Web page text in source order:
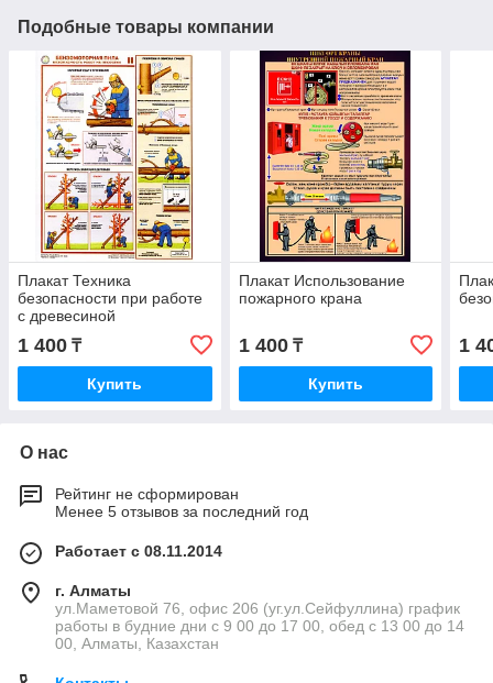
Подобные товары компании
Плакат Техника
безопасности при работе
с древесиной
1 400 ₸
Купить
Плакат Использование
пожарного крана
1 400₸
Купить
1
О нас
Рейтинг не сформирован
Менее 5 отзывов за последний год
Работает с 08.11.2014
г. Алматы
ул.Маметовой 76, офис 206 (уг.ул.Сейфуллина) график
работы в будние дни с 9 00 до 17 00, обед с 13 00 до 14
00, Алматы, Казахстан